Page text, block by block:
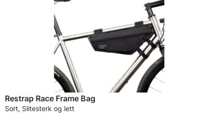
Restrap Race Frame Bag
Sort, Slitesterk og lett